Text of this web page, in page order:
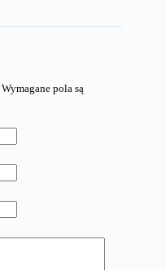
Wymagane pola są